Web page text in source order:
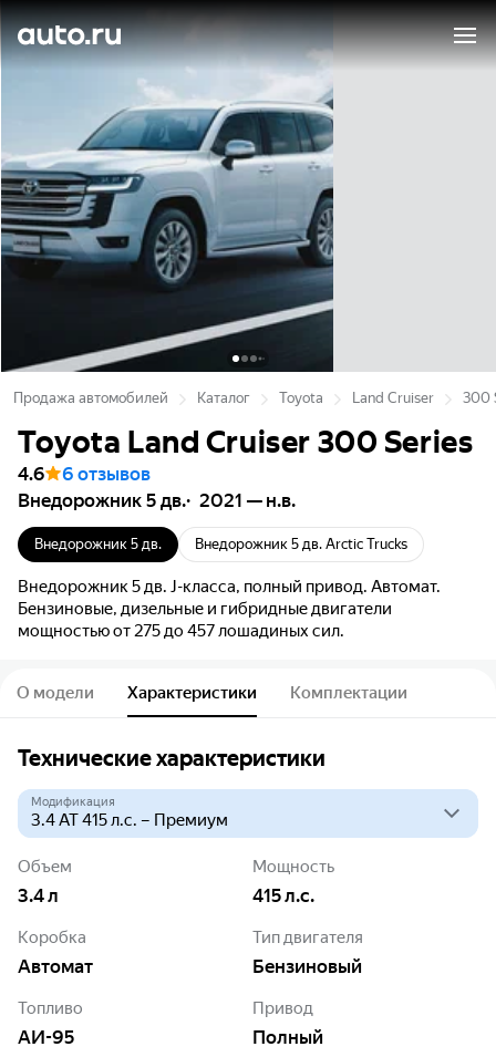
Продажа автомобилей Каталог Toyota Land Cruiser 300
Toyota Land Cruiser 300 Series
4.6
6 отзывов
Внедорожник 5 дв. 2021 — н.в.
Внедорожник 5 дв. Внедорожник 5 дв. Arctic Trucks
Внедорожник 5 дв. J-класса, полный привод. Автомат.
Бензиновые, дизельные и гибридные двигатели
мощностью от 275 до 457 лошадиных сил.
О модели Характеристики Комплектации
Технические характеристики
Модификация
Объем
3.4л
Мощность
415л.с.
Коробка
Автомат
Тип двигателя
Бензиновый
Топливо
АИ-95
Привод
Полный